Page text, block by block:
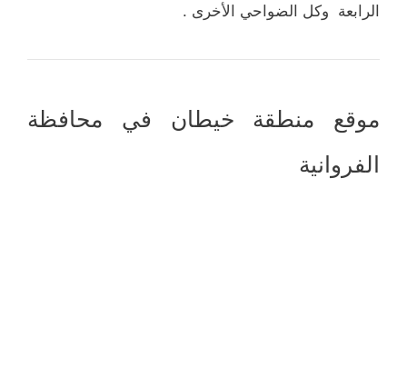
الرابعة وكل الضواحي الأخرى .
موقع منطقة خيطان في محافظة
الفروانية